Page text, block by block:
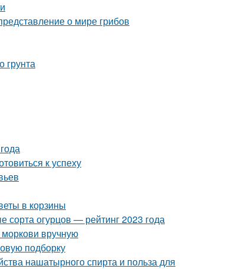
о мире грибов
грунта
к успеху
в корзины
сорта огурцов — рейтинг 2023 года
моркови вручную
подборку
нашатырного спирта и польза для